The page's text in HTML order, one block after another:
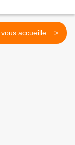
Henri IV vous accueille... >